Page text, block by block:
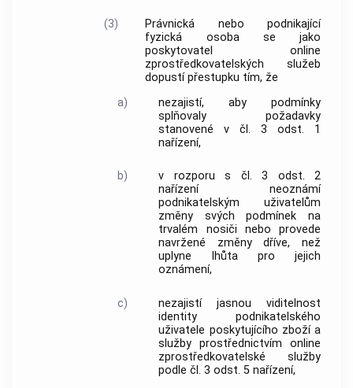
(3)
Právnická nebo podnikající
fyzická osoba se jako
poskytovatel online
zprostředkovatelských služeb
dopustí přestupku tím, že
a)
nezajistí, aby podmínky
splňovaly požadavky
stanovené v čl. 3 odst. 1
nařízení,
b)
v rozporu s čl. 3 odst. 2
nařízení neoznámí
podnikatelským uživatelům
změny svých podmínek na
trvalém nosiči nebo provede
navržené změny dříve, než
uplyne lhůta pro jejich
oznámení,
c)
nezajistí jasnou viditelnost
identity podnikatelského
uživatele poskytujícího zboží a
služby prostřednictvím online
zprostředkovatelské služby
podle čl. 3 odst. 5 nařízení,